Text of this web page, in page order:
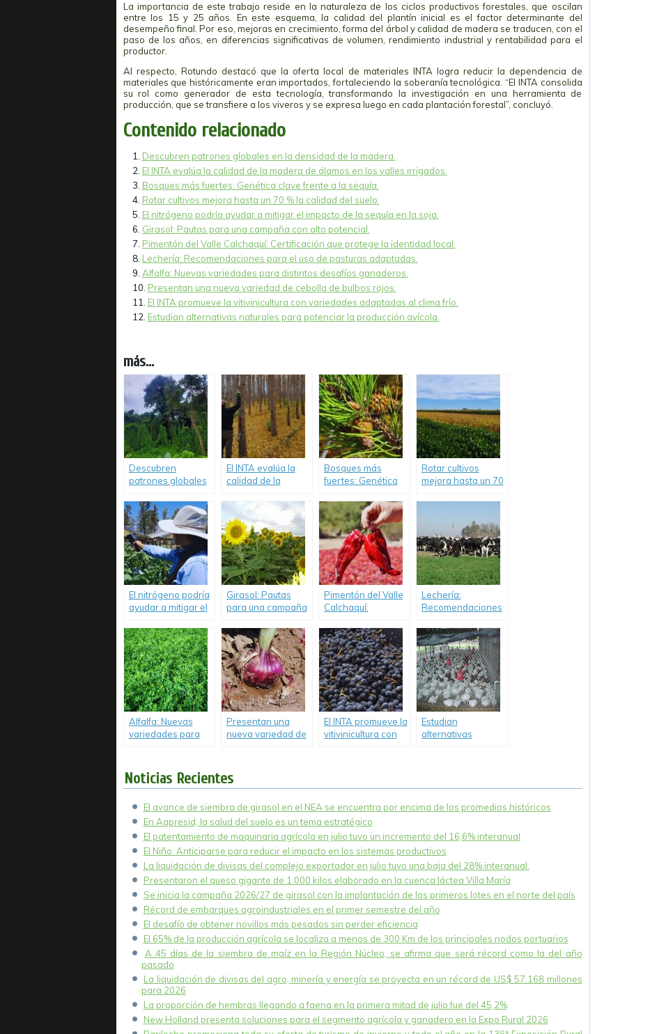
La importancia de este trabajo reside en la naturaleza de los ciclos productivos forestales, que oscilan
entre los 15 y 25 años. En este esquema, la calidad del plantín inicial es el factor determinante del
desempeño final. Por eso, mejoras en crecimiento, forma del árbol y calidad de madera se traducen, con el
paso de los años, en diferencias significativas de volumen, rendimiento industrial y rentabilidad para el
productor.
Al respecto, Rotundo destacó que la oferta local de materiales INTA logra reducir la dependencia de
materiales que históricamente eran importados, fortaleciendo la soberanía tecnológica. “El INTA consolida
su rol como generador de esta tecnología, transformando la investigación en una herramienta de
producción, que se transfiere a los viveros y se expresa luego en cada plantación forestal”, concluyó.
Contenido relacionado
Descubren patrones globales en la densidad de la madera.
El INTA evalúa la calidad de la madera de álamos en los valles irrigados.
Bosques más fuertes: Genética clave frente a la sequía.
Rotar cultivos mejora hasta un 70 % la calidad del suelo.
El nitrógeno podría ayudar a mitigar el impacto de la sequía en la soja.
Girasol: Pautas para una campaña con alto potencial.
Pimentón del Valle Calchaquí: Certificación que protege la identidad local.
Lechería: Recomendaciones para el uso de pasturas adaptadas.
Alfalfa: Nuevas variedades para distintos desafíos ganaderos.
Presentan una nueva variedad de cebolla de bulbos rojos.
El INTA promueve la vitivinicultura con variedades adaptadas al clima frío.
Estudian alternativas naturales para potenciar la producción avícola.
más...
Descubren
patrones globales
la madera.
El INTA evalúa la
calidad de la
en los valles
irrigados.
Bosques más
fuertes: Genética
sequía.
Rotar cultivos
mejora hasta un 70
El nitrógeno podría
ayudar a mitigar el
sequía en la soja.
Girasol: Pautas
para una campaña
Pimentón del Valle
Calchaquí:
protege la
identidad local.
Lechería:
Recomendaciones
pasturas
adaptadas.
Alfalfa: Nuevas
variedades para
Presentan una
nueva variedad de
El INTA promueve la
vitivinicultura con
Estudian
alternativas
Noticias Recientes
El avance de siembra de girasol en el NEA se encuentra por encima de los promedios históricos
En Aapresid, la salud del suelo es un tema estratégico
El patentamiento de maquinaria agrícola en julio tuvo un incremento del 16,6% interanual
El Niño: Anticiparse para reducir el impacto en los sistemas productivos
La liquidación de divisas del complejo exportador en julio tuvo una baja del 28% interanual.
Presentaron el queso gigante de 1.000 kilos elaborado en la cuenca láctea Villa María
Se inicia la campaña 2026/27 de girasol con la implantación de los primeros lotes en el norte del país
Récord de embarques agroindustriales en el primer semestre del año
El desafío de obtener novillos más pesados sin perder eficiencia
El 65% de la producción agrícola se localiza a menos de 300 Km de los principales nodos portuarios
A 45 días de la siembra de maíz en la Región Núcleo, se afirma que será récord como la del año
pasado
La liquidación de divisas del agro, minería y energía se proyecta en un récord de US$ 57.168 millones
para 2026
La proporción de hembras llegando a faena en la primera mitad de julio fue del 45,2%
New Holland presenta soluciones para el segmento agrícola y ganadero en la Expo Rural 2026